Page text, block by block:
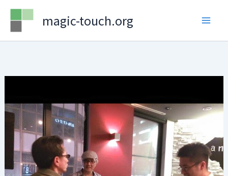
Skip
content
magic-touch.org